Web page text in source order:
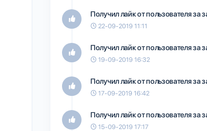
Получил лайк от пользователяза
22-09-2019 11:11
Получил лайк от пользователяза
19-09-2019 16:32
Получил лайк от пользователяза
17-09-2019 16:42
Получил лайк от пользователяза
15-09-2019 17:17